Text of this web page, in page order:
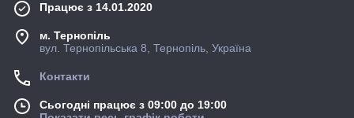
Працює з 14.01.2020
м. Тернопіль
вул. Тернопільська 8, Тернопіль, Україна
Контакти
Сьогодні працює з 09:00 до 19:00